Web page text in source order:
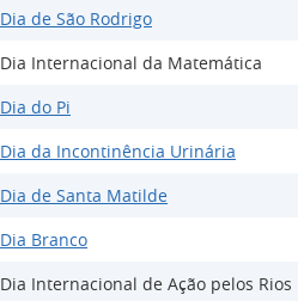
Dia de São Rodrigo
Dia Internacional da Matemática
Dia do Pi
Dia da Incontinência Urinária
Dia de Santa Matilde
Dia Branco
Dia Internacional de Ação pelos Rios